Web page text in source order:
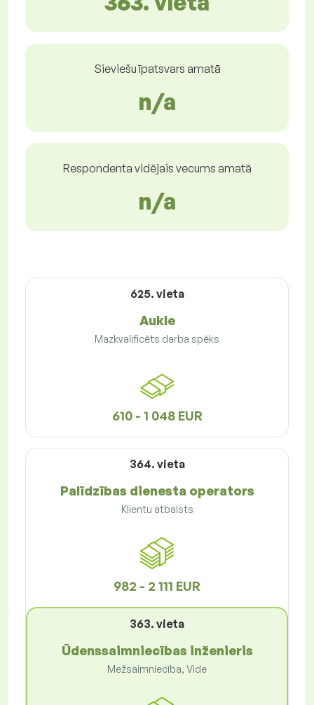
Sieviešu īpatsvars amatā
n/a
Respondenta vidējais vecums amatā
n/a
625. vieta
Aukle
Mazkvalificēts darba spēks
610 - 1 048 EUR
364. vieta
Palīdzības dienesta operators
Klientu atbalsts
982 - 2 111 EUR
363. vieta
Ūdenssaimniecības inženieris
Mežsaimniecība, Vide